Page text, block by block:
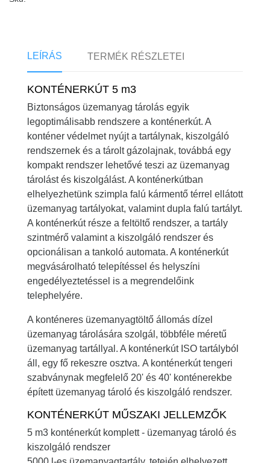
LEÍRÁS TERMÉK RÉSZLETEI
KONTÉNERKÚT 5 m3
Biztonságos üzemanyag tárolás egyik
legoptimálisabb rendszere a konténerkút. A
konténer védelmet nyújt a tartálynak, kiszolgáló
rendszernek és a tárolt gázolajnak, továbbá egy
kompakt rendszer lehetővé teszi az üzemanyag
tárolást és kiszolgálást. A konténerkútban
elhelyezhetünk szimpla falú kármentő térrel ellátott
üzemanyag tartályokat, valamint dupla falú tartályt.
A konténerkút része a feltöltő rendszer, a tartály
szintmérő valamint a kiszolgáló rendszer és
opcionálisan a tankoló automata. A konténerkút
megvásárolható telepítéssel és helyszíni
engedélyeztetéssel is a megrendelőink
telephelyére.
A konténeres üzemanyagtöltő állomás dízel
üzemanyag tárolására szolgál, többféle méretű
üzemanyag tartállyal. A konténerkút ISO tartályból
áll, egy fő rekeszre osztva. A konténerkút tengeri
szabványnak megfelelő 20' és 40' konténerekbe
épített üzemanyag tároló és kiszolgáló rendszer.
KONTÉNERKÚT MŰSZAKI JELLEMZŐK
5 m3 konténerkút komplett - üzemanyag tároló és
kiszolgáló rendszer